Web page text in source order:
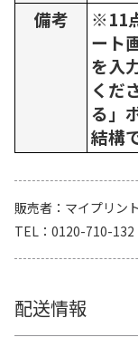
備考
※11
ート
を入
くだ
る」
結構
販売者
マイプリン
TEL
0120-710-132
配送情報